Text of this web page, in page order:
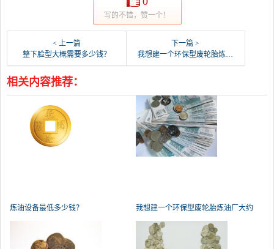
写的不错，赞一个！
< 上一篇
整下脸型大概需要多少钱？
下一篇 >
我想建一个环保型废轮胎炼油厂大约需投资多少钱？
相关内容推荐：
炼油设备最低多少钱？ 我想建一个环保型废轮胎炼油厂大约